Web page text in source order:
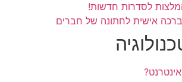
אישית לחתונה של חברים